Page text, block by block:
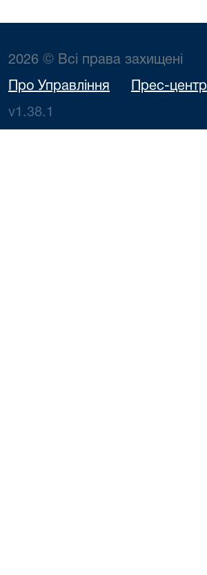
2026 © Всі права захищені
Про Управління Прес-центр
v1.38.1